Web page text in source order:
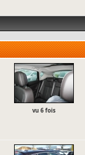
vu 6 fois